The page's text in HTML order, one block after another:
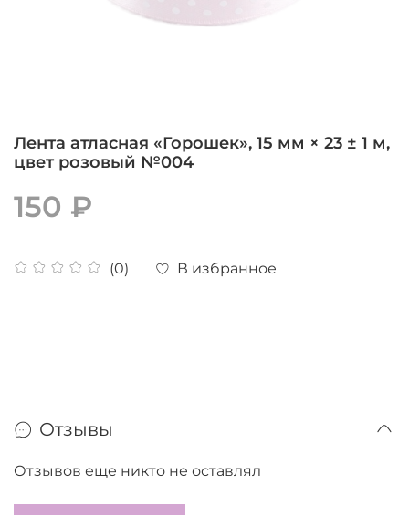
Лента атласная «Горошек», 15 мм × 23 ± 1 м,
цвет розовый №004
(0) В избранное
150 ₽
Отзывы
Отзывов еще никто не оставлял